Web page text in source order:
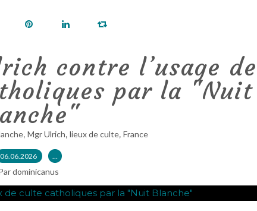
contre l’usage de
par la "Nuit
, Mgr Ulrich, lieux de culte, France
06.06.2026 …
dominicanus